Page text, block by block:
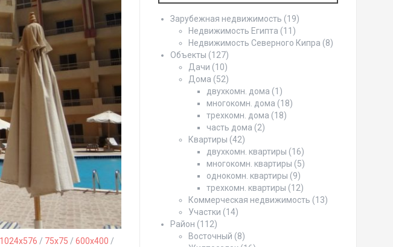
1024x576 / 75x75 / 600x400 /
Зарубежная недвижимость (19)
Недвижимость Египта (11)
Недвижимость Северного Кипра (8)
Объекты (127)
Дачи (10)
Дома (52)
двухкомн. дома (1)
многокомн. дома (18)
трехкомн. дома (18)
часть дома (2)
Квартиры (42)
двухкомн. квартиры (16)
многокомн. квартиры (5)
однокомн. квартиры (9)
трехкомн. квартиры (12)
Коммерческая недвижимость (13)
Участки (14)
Район (112)
Восточный (8)